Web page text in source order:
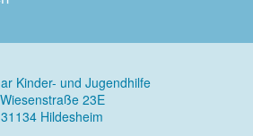
Kinder- und Jugendhilfe
Wiesenstraße 23E
31134 Hildesheim